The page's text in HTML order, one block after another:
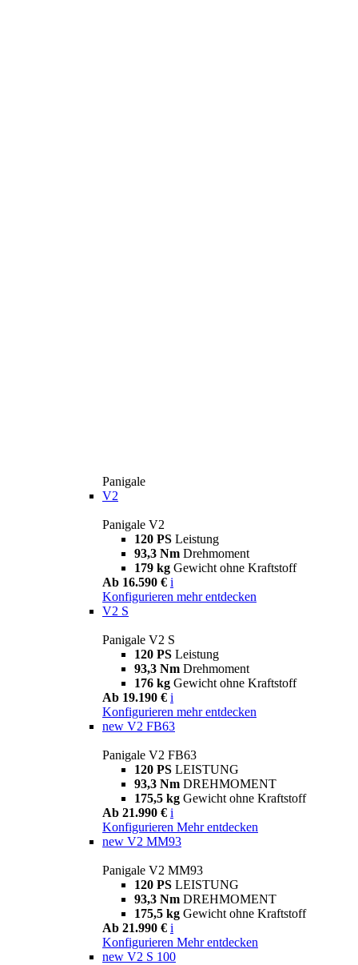
Panigale
V2
Panigale V2
120 PS Leistung
93,3 Nm Drehmoment
179 kg Gewicht ohne Kraftstoff
Ab 16.590 € i
Konfigurieren mehr entdecken
V2 S
Panigale V2 S
120 PS Leistung
93,3 Nm Drehmoment
176 kg Gewicht ohne Kraftstoff
Ab 19.190 € i
Konfigurieren mehr entdecken
new V2 FB63
Panigale V2 FB63
120 PS LEISTUNG
93,3 Nm DREHMOMENT
175,5 kg Gewicht ohne Kraftstoff
Ab 21.990 € i
Konfigurieren Mehr entdecken
new V2 MM93
Panigale V2 MM93
120 PS LEISTUNG
93,3 Nm DREHMOMENT
175,5 kg Gewicht ohne Kraftstoff
Ab 21.990 € i
Konfigurieren Mehr entdecken
new V2 S 100